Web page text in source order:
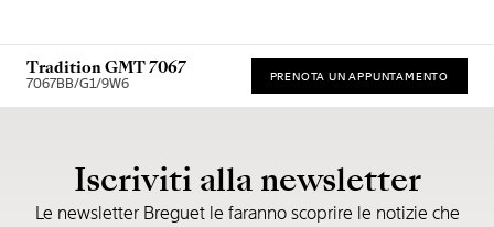
Tradition GMT 7067
7067BB/G1/9W6 PRENOTA UN APPUNTAMENTO
Iscriviti alla newsletter
Le newsletter Breguet le faranno scoprire le notizie che